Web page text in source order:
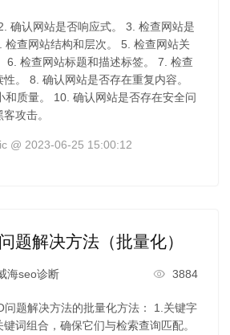
确认网站是否响应式。 3. 检查网站是
检查网站结构和层次。 5. 检查网站关
6. 检查网站标题和描述标签。 7. 检查
。 8. 确认网站是否存在重复内容。
和质量。 10. 确认网站是否存在安全问
攻击。
@ 2023-06-25 15:00:12
题解决方法（批量化）
海seo诊断 3884
问题解决方法的批量化方法： 1.关键字
词组合，确保它们与检索查询匹配。